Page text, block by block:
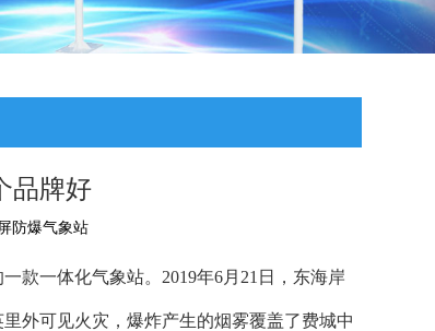
品牌好
防爆气象站
款一体化气象站。2019年6月21日，东海岸
外可见火灾，爆炸产生的烟雾覆盖了费城中